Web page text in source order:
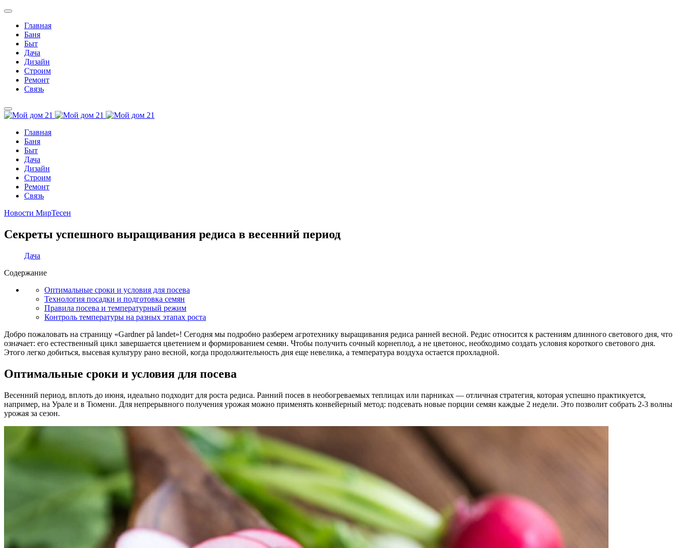
Главная
Баня
Быт
Дача
Дизайн
Строим
Ремонт
Связь
Главная
Баня
Быт
Дача
Дизайн
Строим
Ремонт
Связь
Новости МирТесен
Секреты успешного выращивания редиса в весенний период
Дача
Содержание
Оптимальные сроки и условия для посева
Технология посадки и подготовка семян
Правила посева и температурный режим
Контроль температуры на разных этапах роста
Добро пожаловать на страницу «Gardner på landet»! Сегодня мы подробно разберем агротехнику выращивания редиса ранней весной. Редис относится к растениям длинного светового дня, что
означает: его естественный цикл завершается цветением и формированием семян. Чтобы получить сочный корнеплод, а не цветонос, необходимо создать условия короткого светового дня.
Этого легко добиться, высевая культуру рано весной, когда продолжительность дня еще невелика, а температура воздуха остается прохладной.
Оптимальные сроки и условия для посева
Весенний период, вплоть до июня, идеально подходит для роста редиса. Ранний посев в необогреваемых теплицах или парниках — отличная стратегия, которая успешно практикуется,
например, на Урале и в Тюмени. Для непрерывного получения урожая можно применять конвейерный метод: подсевать новые порции семян каждые 2 недели. Это позволит собрать 2-3 волны
урожая за сезон.